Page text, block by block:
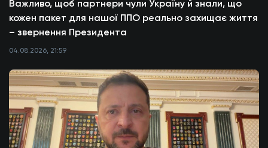
Важливо, щоб партнери чули Україну й знали, що
кожен пакет для нашої ППО реально захищає життя
– звернення Президента
04.08.2026, 21:59